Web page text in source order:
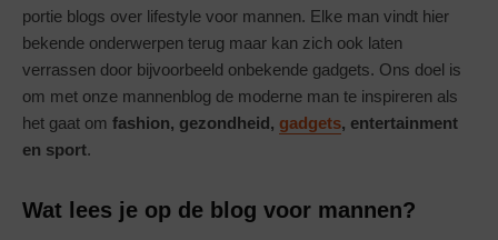
portie blogs over lifestyle voor mannen. Elke man vindt hier
bekende onderwerpen terug maar kan zich ook laten
verrassen door bijvoorbeeld onbekende gadgets. Ons doel is
om met onze mannenblog de moderne man te inspireren als
het gaat om fashion, gezondheid, gadgets, entertainment
en sport.
Wat lees je op de blog voor mannen?